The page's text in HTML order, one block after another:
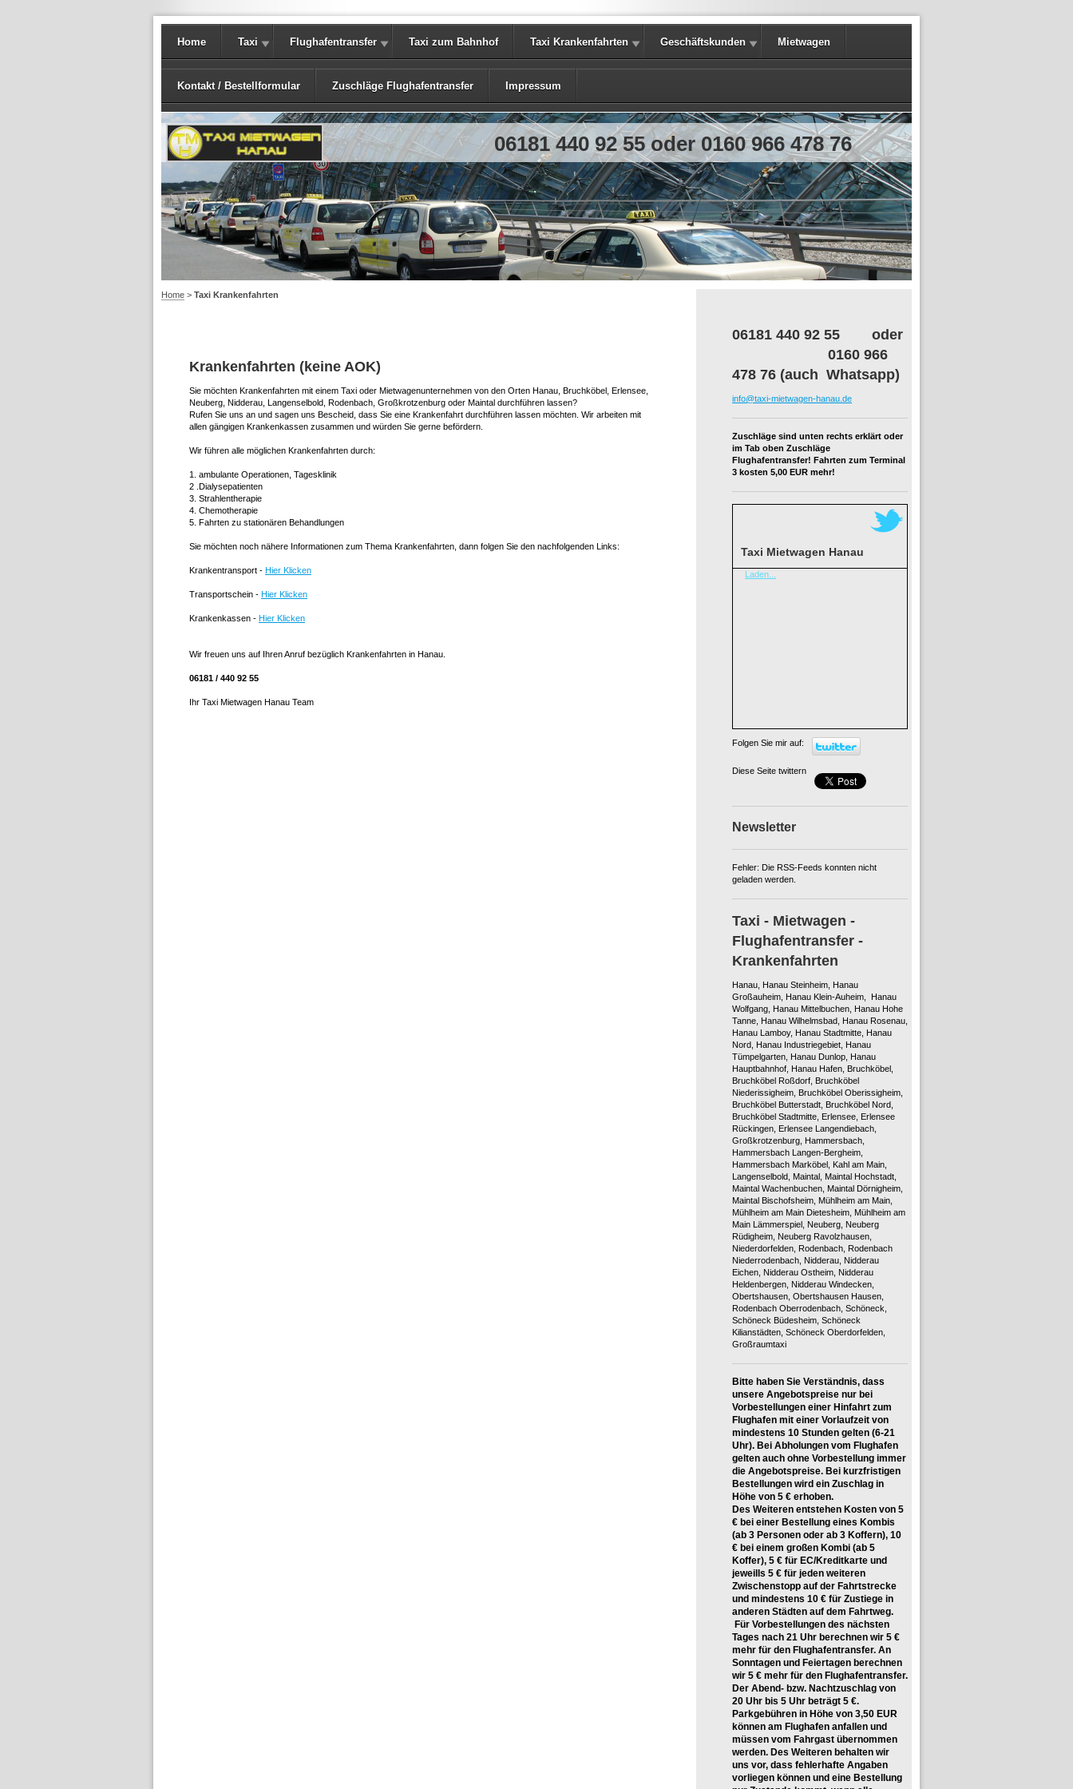
Home Taxi Flughafentransfer Taxi zum Bahnhof Taxi Krankenfahrten Geschäftskunden Mietwagen
Kontakt / Bestellformular Zuschläge Flughafentransfer Impressum
06181 440 92 55 oder 0160 966 478 76
Home > Taxi Krankenfahrten
Krankenfahrten (keine AOK)
Sie möchten Krankenfahrten mit einem Taxi oder Mietwagenunternehmen von den Orten Hanau, Bruchköbel, Erlensee,
Neuberg, Nidderau, Langenselbold, Rodenbach, Großkrotzenburg oder Maintal durchführen lassen?
Rufen Sie uns an und sagen uns Bescheid, dass Sie eine Krankenfahrt durchführen lassen möchten. Wir arbeiten mit
allen gängigen Krankenkassen zusammen und würden Sie gerne befördern.
Wir führen alle möglichen Krankenfahrten durch:
1. ambulante Operationen, Tagesklinik
2 .Dialysepatienten
3. Strahlentherapie
4. Chemotherapie
5. Fahrten zu stationären Behandlungen
Sie möchten noch nähere Informationen zum Thema Krankenfahrten, dann folgen Sie den nachfolgenden Links:
Krankentransport - Hier Klicken
Transportschein - Hier Klicken
Krankenkassen - Hier Klicken
Wir freuen uns auf Ihren Anruf bezüglich Krankenfahrten in Hanau.
06181 / 440 92 55
Ihr Taxi Mietwagen Hanau Team
06181 440 92 55 oder
0160 966
478 76 (auch Whatsapp)
info@taxi-mietwagen-hanau.de
Zuschläge sind unten rechts erklärt oder
im Tab oben Zuschläge
Flughafentransfer! Fahrten zum Terminal
3 kosten 5,00 EUR mehr!
Taxi Mietwagen Hanau
Laden...
Folgen Sie mir auf:
Diese Seite twittern
Newsletter
Fehler: Die RSS-Feeds konnten nicht
geladen werden.
Taxi - Mietwagen -
Flughafentransfer -
Krankenfahrten
Hanau, Hanau Steinheim, Hanau
Großauheim, Hanau Klein-Auheim, Hanau
Wolfgang, Hanau Mittelbuchen, Hanau Hohe
Tanne, Hanau Wilhelmsbad, Hanau Rosenau,
Hanau Lamboy, Hanau Stadtmitte, Hanau
Nord, Hanau Industriegebiet, Hanau
Tümpelgarten, Hanau Dunlop, Hanau
Hauptbahnhof, Hanau Hafen, Bruchköbel,
Bruchköbel Roßdorf, Bruchköbel
Niederissigheim, Bruchköbel Oberissigheim,
Bruchköbel Butterstadt, Bruchköbel Nord,
Bruchköbel Stadtmitte, Erlensee, Erlensee
Rückingen, Erlensee Langendiebach,
Großkrotzenburg, Hammersbach,
Hammersbach Langen-Bergheim,
Hammersbach Marköbel, Kahl am Main,
Langenselbold, Maintal, Maintal Hochstadt,
Maintal Wachenbuchen, Maintal Dörnigheim,
Maintal Bischofsheim, Mühlheim am Main,
Mühlheim am Main Dietesheim, Mühlheim am
Main Lämmerspiel, Neuberg, Neuberg
Rüdigheim, Neuberg Ravolzhausen,
Niederdorfelden, Rodenbach, Rodenbach
Niederrodenbach, Nidderau, Nidderau
Eichen, Nidderau Ostheim, Nidderau
Heldenbergen, Nidderau Windecken,
Obertshausen, Obertshausen Hausen,
Rodenbach Oberrodenbach, Schöneck,
Schöneck Büdesheim, Schöneck
Kilianstädten, Schöneck Oberdorfelden,
Großraumtaxi
Bitte haben Sie Verständnis, dass
unsere Angebotspreise nur bei
Vorbestellungen einer Hinfahrt zum
Flughafen mit einer Vorlaufzeit von
mindestens 10 Stunden gelten (6-21
Uhr). Bei Abholungen vom Flughafen
gelten auch ohne Vorbestellung immer
die Angebotspreise. Bei kurzfristigen
Bestellungen wird ein Zuschlag in
Höhe von 5 € erhoben.
Des Weiteren entstehen Kosten von 5
€ bei einer Bestellung eines Kombis
(ab 3 Personen oder ab 3 Koffern), 10
€ bei einem großen Kombi (ab 5
Koffer), 5 € für EC/Kreditkarte und
jeweills 5 € für jeden weiteren
Zwischenstopp auf der Fahrtstrecke
und mindestens 10 € für Zustiege in
anderen Städten auf dem Fahrtweg.
Für Vorbestellungen des nächsten
Tages nach 21 Uhr berechnen wir 5 €
mehr für den Flughafentransfer. An
Sonntagen und Feiertagen berechnen
wir 5 € mehr für den Flughafentransfer.
Der Abend- bzw. Nachtzuschlag von
20 Uhr bis 5 Uhr beträgt 5 €.
Parkgebühren in Höhe von 3,50 EUR
können am Flughafen anfallen und
müssen vom Fahrgast übernommen
werden. Des Weiteren behalten wir
uns vor, dass fehlerhafte Angaben
vorliegen können und eine Bestellung